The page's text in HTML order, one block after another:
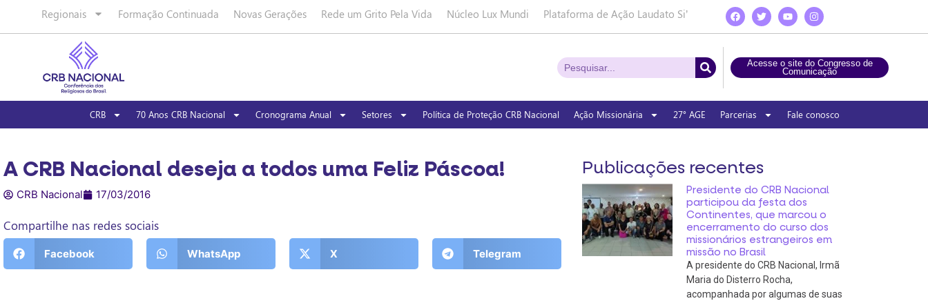
Regionais Formação Continuada Novas Gerações Rede um Grito Pela Vida Núcleo Lux Mundi Plataforma de Ação Laudato Si’
Acesse o site do Congresso de
Comunicação
CRB 70 Anos CRB Nacional Cronograma Anual Setores Política de Proteção CRB Nacional Ação Missionária 27° AGE Parcerias Fale conosco
A CRB Nacional deseja a todos uma Feliz Páscoa!
CRB Nacional 17/03/2016
Compartilhe nas redes sociais
Facebook WhatsApp X Telegram
Publicações recentes
Presidente do CRB Nacional
participou da festa dos
Continentes, que marcou o
encerramento do curso dos
missionários estrangeiros em
missão no Brasil
A presidente do CRB Nacional, Irmã
Maria do Disterro Rocha,
acompanhada por algumas de suas